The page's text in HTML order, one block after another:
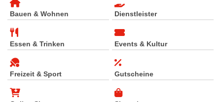
Bauen & Wohnen Dienstleister
Essen & Trinken Events & Kultur
Freizeit & Sport Gutscheine